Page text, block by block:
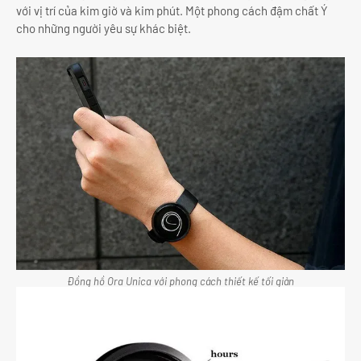
với vị trí của kim giờ và kim phút. Một phong cách đậm chất Ý
cho những người yêu sự khác biệt.
Đồng hồ Ora Unica với phong cách thiết kế tối giản